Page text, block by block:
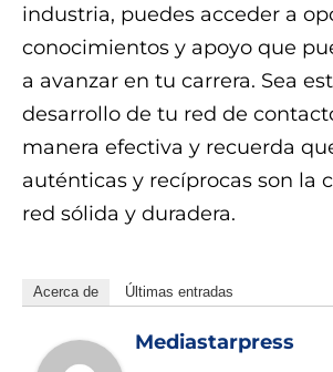
industria, puedes acceder a
conocimientos y apoyo que
a avanzar en tu carrera. Sea
desarrollo de tu red de
manera efectiva y recuerda
auténticas y recíprocas son la
red sólida y duradera.
Acerca de Últimas entradas
Mediastarpress